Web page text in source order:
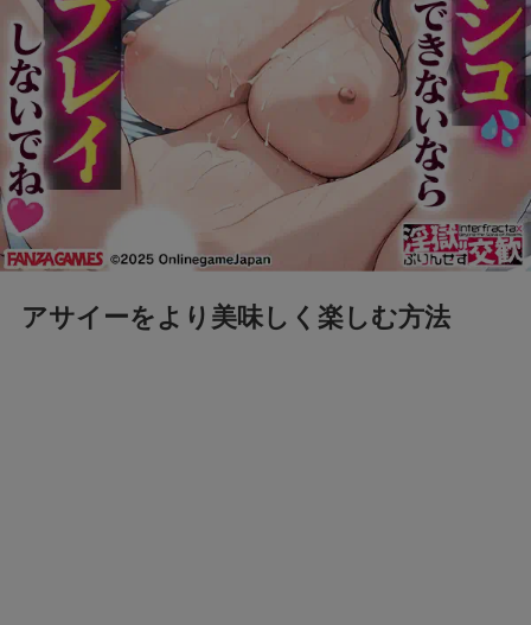
アサイーをより美味しく楽しむ方法